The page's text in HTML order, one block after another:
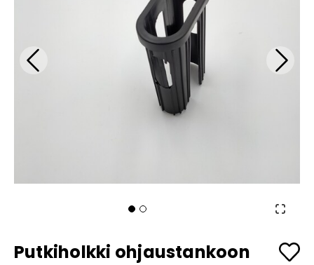
Putkiholkki ohjaustankoon